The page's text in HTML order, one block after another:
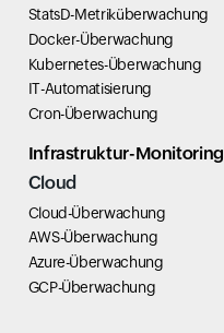
StatsD-Metriküberwachung
Docker-Überwachung
Kubernetes-Überwachung
IT-Automatisierung
Cron-Überwachung
Infrastruktur-Monitoring
Cloud
Cloud-Überwachung
AWS-Überwachung
Azure-Überwachung
GCP-Überwachung